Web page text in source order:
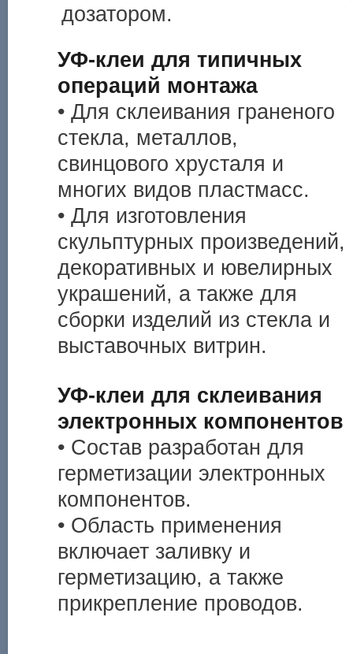
дозатором.
УФ-клеи для типичных
операций монтажа
• Для склеивания граненого
стекла, металлов,
свинцового хрусталя и
многих видов пластмаcс.
• Для изготовления
скульптурных произведений,
декоративных и ювелирных
украшений, а также для
сборки изделий из стекла и
выставочных витрин.
УФ-клеи для склеивания
электронных компонентов
• Состав разработан для
герметизации электронных
компонентов.
• Область применения
включает заливку и
герметизацию, а также
прикрепление проводов.